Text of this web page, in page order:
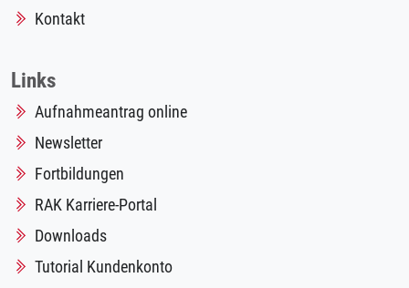
Kontakt
Links
Aufnahmeantrag online
Newsletter
Fortbildungen
RAK Karriere-Portal
Downloads
Tutorial Kundenkonto